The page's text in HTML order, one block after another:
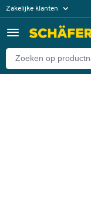
Zakelijke klanten
Particuliere klanten
Terug